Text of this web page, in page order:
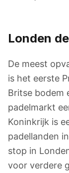
Londen
De meest
is het eerste
Britse bodem
padelmarkt
Koninkrijk is
padellanden
stop in
voor verdere